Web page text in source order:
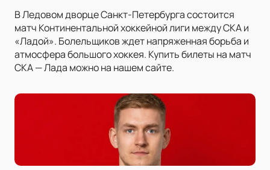
В Ледовом дворце Санкт-Петербурга состоится
матч Континентальной хоккейной лиги между СКА и
«Ладой». Болельщиков ждет напряженная борьба и
атмосфера большого хоккея. Купить билеты на матч
СКА — Лада можно на нашем сайте.